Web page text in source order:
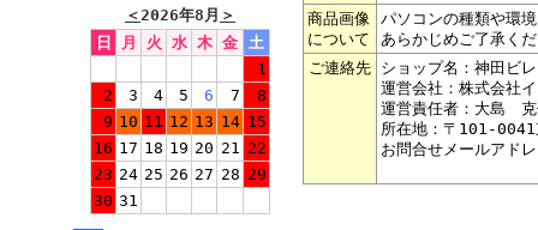
＜2026年8月 ＞
日
月 火 水 木 金 土
1
2
3 4 5 6 7
8
9 10 11 12 13 14 15
16 17 18 19 20 21 22
23 24 25 26 27 28 29
30 31
商品画像
について
パソコンの種類や環
あらかじめご了承く
ご連絡先
ショップ名：神田ビ
運営会社：株式会社
運営責任者：大島
所在地：〒101-
お問合せメールアド